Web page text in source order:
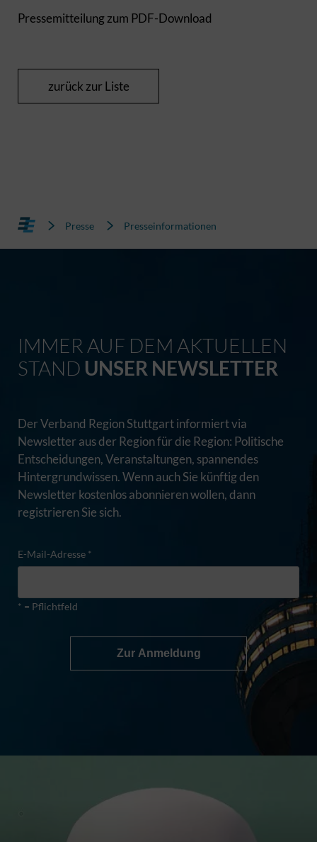
Pressemitteilung zum PDF-Download
zurück zur Liste
Presse Presseinformationen
IMMER AUF DEM AKTUELLEN
STAND UNSER NEWSLETTER
Der Verband Region Stuttgart informiert via
Newsletter aus der Region für die Region: Politische
Entscheidungen, Veranstaltungen, spannendes
Hintergrundwissen. Wenn auch Sie künftig den
Newsletter kostenlos abonnieren wollen, dann
registrieren Sie sich.
E-Mail-Adresse *
* = Pflichtfeld
Zur Anmeldung